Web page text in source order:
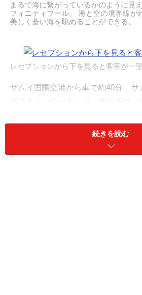
まるで海に繋がっているかのように見
フィニティプール。 海と空の境界線が
美しく蒼い海を眺めることができる。
レセプションから下を見ると客室が一
サムイ国際空港から車で約40分、サ
置するコンラッド・コ・サムイは、
ゾートホテル。レセプションに着く
ある蒼い景色が目の前に！ アイラン
の非日常感溢れる絶景に、誰もが感
続きを読む